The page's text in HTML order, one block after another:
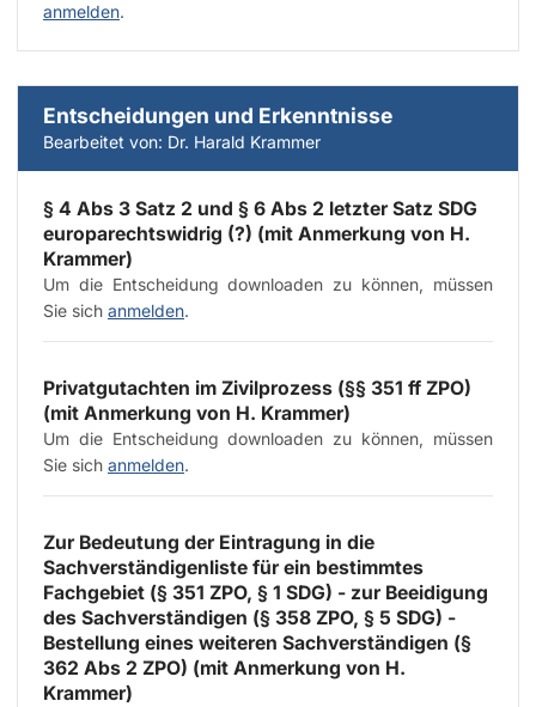
anmelden.
Entscheidungen und Erkenntnisse
Bearbeitet von: Dr. Harald Krammer
§ 4 Abs 3 Satz 2 und § 6 Abs 2 letzter Satz SDG
europarechtswidrig (?) (mit Anmerkung von H.
Krammer)
Um die Entscheidung downloaden zu können, müssen
Sie sich anmelden.
Privatgutachten im Zivilprozess (§§ 351 ff ZPO)
(mit Anmerkung von H. Krammer)
Um die Entscheidung downloaden zu können, müssen
Sie sich anmelden.
Zur Bedeutung der Eintragung in die
Sachverständigenliste für ein bestimmtes
Fachgebiet (§ 351 ZPO, § 1 SDG) - zur Beeidigung
des Sachverständigen (§ 358 ZPO, § 5 SDG) -
Bestellung eines weiteren Sachverständigen (§
362 Abs 2 ZPO) (mit Anmerkung von H.
Krammer)